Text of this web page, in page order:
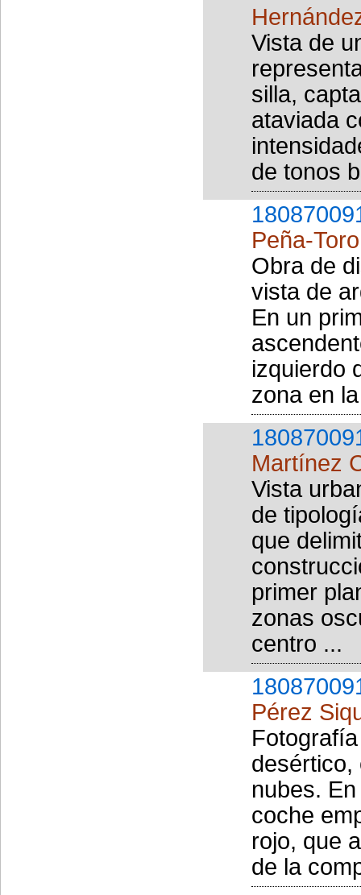
Vista de
silla,
ataviada
de tonos
Peña-
Obra de
vista de
En un
izquierdo
zona en
Martínez
Vista
de
que
primer
zonas
centro ...
Pérez
desértico,
nubes.
coche
rojo, que
de la